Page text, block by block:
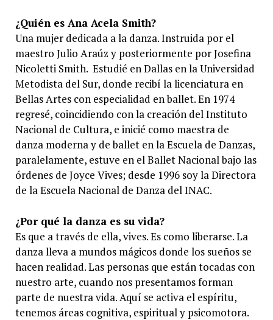
¿Quién es Ana Acela Smith?
Una mujer dedicada a la danza. Instruida por el
maestro Julio Araúz y posteriormente por Josefina
Nicoletti Smith. Estudié en Dallas en la Universidad
Metodista del Sur, donde recibí la licenciatura en
Bellas Artes con especialidad en ballet. En 1974
regresé, coincidiendo con la creación del Instituto
Nacional de Cultura, e inicié como maestra de
danza moderna y de ballet en la Escuela de Danzas,
paralelamente, estuve en el Ballet Nacional bajo las
órdenes de Joyce Vives; desde 1996 soy la Directora
de la Escuela Nacional de Danza del INAC.
¿Por qué la danza es su vida?
Es que a través de ella, vives. Es como liberarse. La
danza lleva a mundos mágicos donde los sueños se
hacen realidad. Las personas que están tocadas con
nuestro arte, cuando nos presentamos forman
parte de nuestra vida. Aquí se activa el espíritu,
tenemos áreas cognitiva, espiritual y psicomotora.